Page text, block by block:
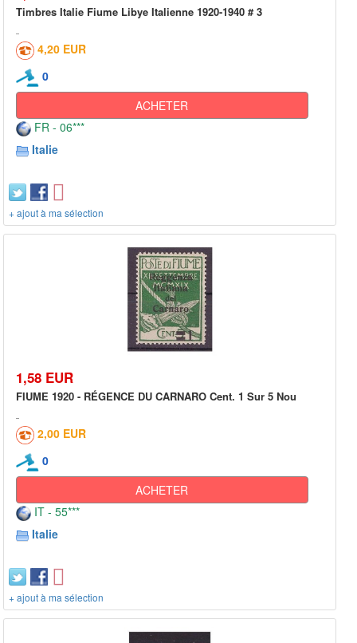
Timbres Italie Fiume Libye Italienne 1920-1940 # 3
4,20 EUR
0
ACHETER
FR - 06***
Italie
+ ajout à ma sélection
1,58 EUR
FIUME 1920 - RÉGENCE DU CARNARO Cent. 1 Sur 5 Nou
2,00 EUR
0
ACHETER
IT - 55***
Italie
+ ajout à ma sélection